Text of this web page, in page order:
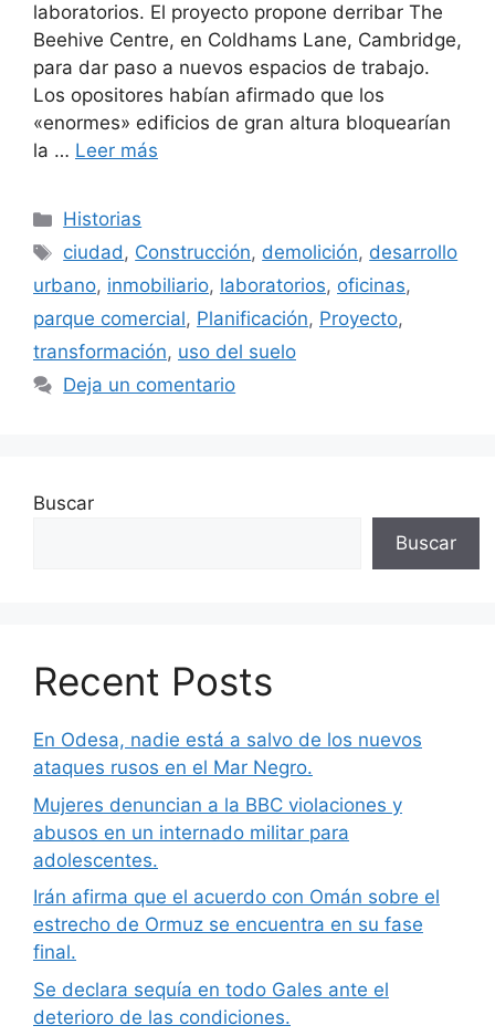
laboratorios. El proyecto propone derribar The
Beehive Centre, en Coldhams Lane, Cambridge,
para dar paso a nuevos espacios de trabajo.
Los opositores habían afirmado que los
«enormes» edificios de gran altura bloquearían
la … Leer más
Categorías
Historias
Etiquetas
ciudad, Construcción, demolición, desarrollo
urbano, inmobiliario, laboratorios, oficinas,
parque comercial, Planificación, Proyecto,
transformación, uso del suelo
Deja un comentario
Buscar
Buscar
Recent Posts
En Odesa, nadie está a salvo de los nuevos
ataques rusos en el Mar Negro.
Mujeres denuncian a la BBC violaciones y
abusos en un internado militar para
adolescentes.
Irán afirma que el acuerdo con Omán sobre el
estrecho de Ormuz se encuentra en su fase
final.
Se declara sequía en todo Gales ante el
deterioro de las condiciones.